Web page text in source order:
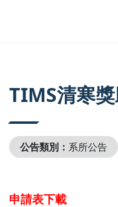
TIMS清寒
公告類別： 系所公告
申請表下載